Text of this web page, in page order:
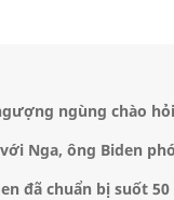
ngùng chào
Nga, ông Biden
đã chuẩn bị suốt